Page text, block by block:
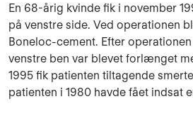
En 68-årig kvinde fik i november
på venstre side. Ved operationen
Boneloc-cement. Efter
venstre ben var blevet forlænget
1995 fik patienten tiltagende
patienten i 1980 havde fået indsat